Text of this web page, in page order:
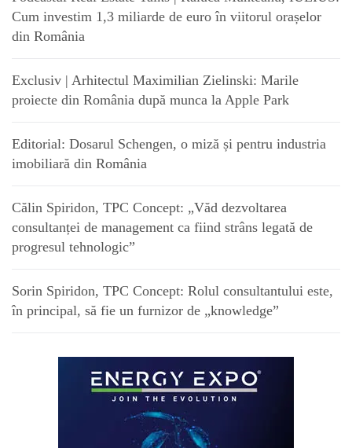
Cum investim 1,3 miliarde de euro în viitorul orașelor
din România
Exclusiv | Arhitectul Maximilian Zielinski: Marile
proiecte din România după munca la Apple Park
Editorial: Dosarul Schengen, o miză și pentru industria
imobiliară din România
Călin Spiridon, TPC Concept: „Văd dezvoltarea
consultanței de management ca fiind strâns legată de
progresul tehnologic”
Sorin Spiridon, TPC Concept: Rolul consultantului este,
în principal, să fie un furnizor de „knowledge”